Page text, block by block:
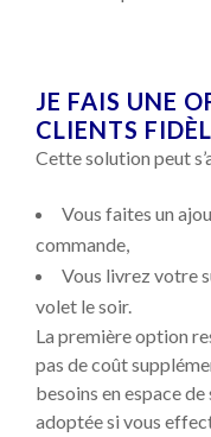
JE FAIS UNE
CLIENTS
Cette solution peut
Vous faites un
commande,
Vous livrez votre
volet le soir.
La première option
pas de coût
besoins en espace
adoptée si vous